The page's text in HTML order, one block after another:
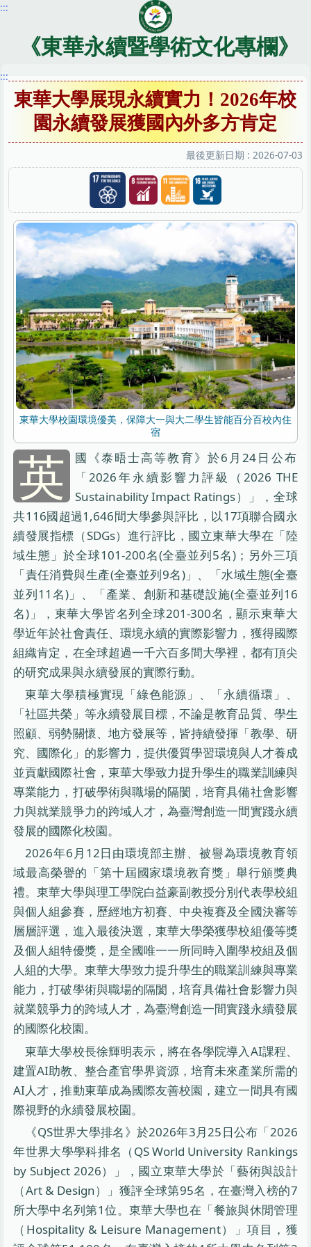
跳
內
區
:::
《東華永續暨學術文化專欄》
:::
東華大學展現永續實力！2026年校
園永續發展獲國內外多方肯定
最後更新日期 : 2026-07-03
東華大學校園環境優美，保障大一與大二學生皆能百分百校內住
宿
英
國《泰晤士高等教育》於6月24日公布
「2026年永續影響力評級（2026 THE
Sustainability Impact Ratings）」，全球
共116國超過1,646間大學參與評比，以17項聯合國永
續發展指標（SDGs）進行評比，國立東華大學在「陸
域生態」於全球101-200名(全臺並列5名)；另外三項
「責任消費與生產(全臺並列9名)」、「水域生態(全臺
並列11名)」、「產業、創新和基礎設施(全臺並列16
名)」，東華大學皆名列全球201-300名，顯示東華大
學近年於社會責任、環境永續的實際影響力，獲得國際
組織肯定，在全球超過一千六百多間大學裡，都有頂尖
的研究成果與永續發展的實際行動。
東華大學積極實現「綠色能源」、「永續循環」、
「社區共榮」等永續發展目標，不論是教育品質、學生
照顧、弱勢關懷、地方發展等，皆持續發揮「教學、研
究、國際化」的影響力，提供優質學習環境與人才養成
並貢獻國際社會，東華大學致力提升學生的職業訓練與
專業能力，打破學術與職場的隔閡，培育具備社會影響
力與就業競爭力的跨域人才，為臺灣創造一間實踐永續
發展的國際化校園。
2026年6月12日由環境部主辦、被譽為環境教育領
域最高榮譽的「第十屆國家環境教育獎」舉行頒獎典
禮。東華大學與理工學院白益豪副教授分別代表學校組
與個人組參賽，歷經地方初賽、中央複賽及全國決審等
層層評選，進入最後決選，東華大學榮獲學校組優等獎
及個人組特優獎，是全國唯一一所同時入圍學校組及個
人組的大學。東華大學致力提升學生的職業訓練與專業
能力，打破學術與職場的隔閡，培育具備社會影響力與
就業競爭力的跨域人才，為臺灣創造一間實踐永續發展
的國際化校園。
東華大學校長徐輝明表示，將在各學院導入AI課程、
建置AI助教、整合產官學界資源，培育未來產業所需的
AI人才，推動東華成為國際友善校園，建立一間具有國
際視野的永續發展校園。
《QS世界大學排名》於2026年3月25日公布「2026
年世界大學學科排名（QS World University Rankings
by Subject 2026）」，國立東華大學於「藝術與設計
（Art & Design）」獲評全球第95名，在臺灣入榜的7
所大學中名列第1位。東華大學也在「餐旅與休閒管理
（Hospitality & Leisure Management）」項目，獲